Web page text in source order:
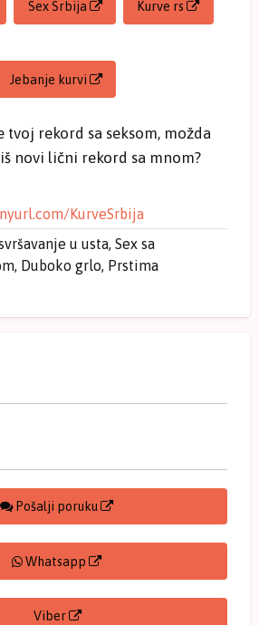
Sex Srbija Kurve rs
Jebanje kurvi
tvoj rekord sa seksom, možda
novi lični rekord sa mnom?
KurveSrbija
u usta, Sex sa
Duboko grlo, Prstima
Pošalji poruku
Whatsapp
Viber